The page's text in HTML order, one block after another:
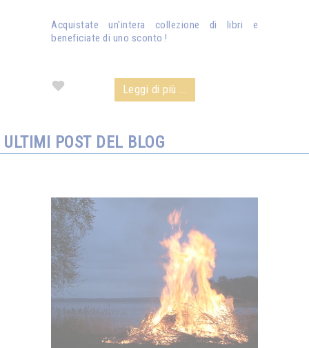
Acquistate un'intera collezione di libri e
beneficiate di uno sconto !
Leggi di più ...
ULTIMI POST DEL BLOG